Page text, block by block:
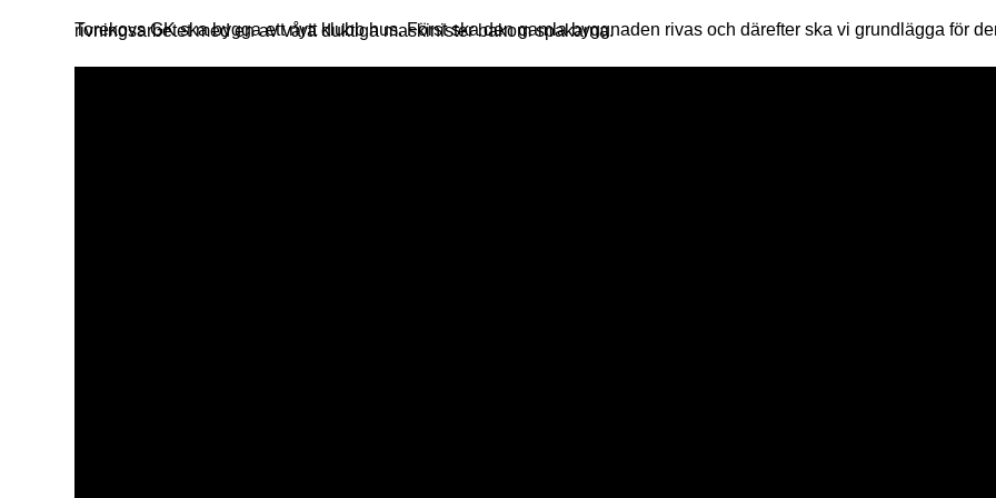
Torekovs GK ska bygga ett nytt klubb hus. Först ska den gamla byggnaden rivas och därefter ska vi grundlägga för den nya byggnaden. Här ser ni vår 220 i full gång med rivningsarbetet med en av våra duktiga maskinister bakom spakarna.